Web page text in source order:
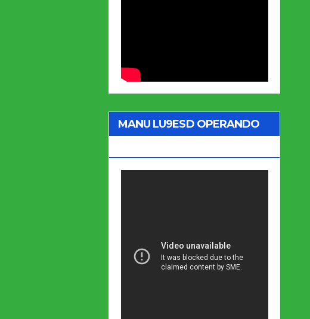
MANU LU9ESD OPERANDO